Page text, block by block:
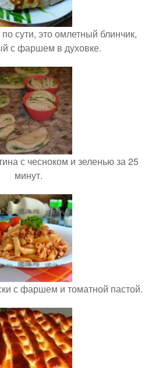
сути, это омлетный блинчик,
с фаршем в духовке.
с чесноком и зеленью за 25
минут.
с фаршем и томатной пастой.